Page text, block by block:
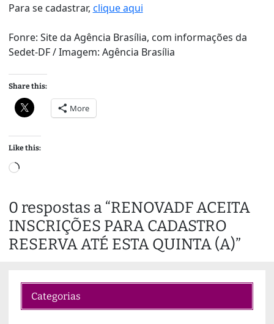
Para se cadastrar, clique aqui
Fonre: Site da Agência Brasília, com informações da
Sedet-DF / Imagem: Agência Brasília
Share this:
More
Like this:
L
d
i
n
0 respostas a “RENOVADF ACEITA
INSCRIÇÕES PARA CADASTRO
RESERVA ATÉ ESTA QUINTA (A)”
Categorias